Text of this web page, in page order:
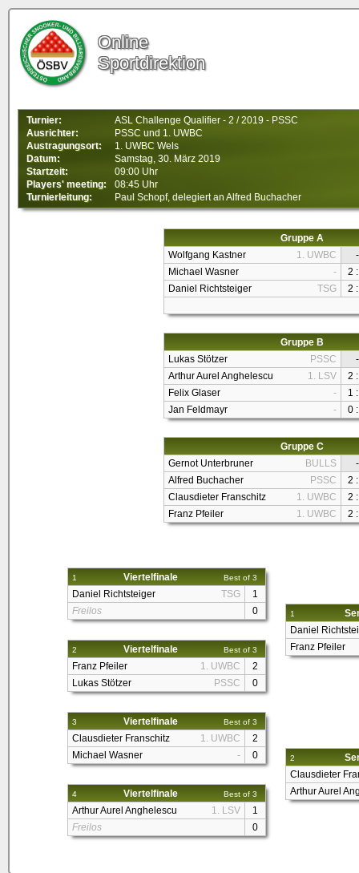
Online
Sportdirektion
Turnier:
ASL Challenge Qualifier - 2 / 2019 - PSSC
Ausrichter:
PSSC und 1. UWBC
Austragungsort:
1. UWBC Wels
Datum:
Samstag, 30. März 2019
Startzeit:
09:00 Uhr
Players' meeting:
08:45 Uhr
Turnierleitung:
Paul Schopf, delegiert an Alfred Buchacher
Gruppe A
Wolfgang Kastner
1. UWBC
-
Michael Wasner
-
2
Daniel Richtsteiger
TSG 2
Gruppe B
Lukas Stötzer
PSSC
-
Arthur Aurel Anghelescu
1. LSV
2
Felix Glaser
-
1
Jan Feldmayr
- 0
Gruppe C
Gernot Unterbruner
BULLS
-
Alfred Buchacher
PSSC
2
Clausdieter Franschitz
1. UWBC
2
Franz Pfeiler
1. UWBC 2
1 Viertelfinale Best of 3
Daniel Richtsteiger TSG
1
Freilos
0
2 Viertelfinale Best of 3
Franz Pfeiler 1. UWBC
2
Lukas Stötzer
PSSC 0
3 Viertelfinale Best of 3
Clausdieter Franschitz 1. UWBC
2
Michael Wasner
- 0
4 Viertelfinale Best of 3
Arthur Aurel Anghelescu 1. LSV
1
Freilos
0
1
Daniel
Franz Pfeiler
2
Clausdieter
Arthur Aurel